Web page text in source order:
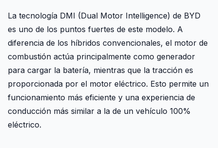
La tecnología DMI (Dual Motor Intelligence) de BYD
es uno de los puntos fuertes de este modelo. A
diferencia de los híbridos convencionales, el motor de
combustión actúa principalmente como generador
para cargar la batería, mientras que la tracción es
proporcionada por el motor eléctrico. Esto permite un
funcionamiento más eficiente y una experiencia de
conducción más similar a la de un vehículo 100%
eléctrico.